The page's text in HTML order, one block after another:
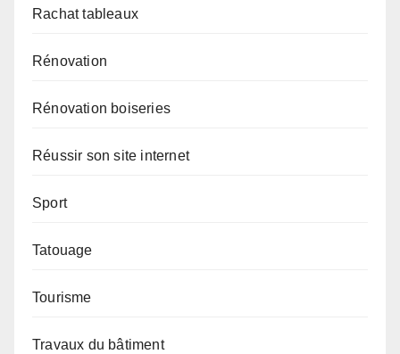
Rachat tableaux
Rénovation
Rénovation boiseries
Réussir son site internet
Sport
Tatouage
Tourisme
Travaux du bâtiment